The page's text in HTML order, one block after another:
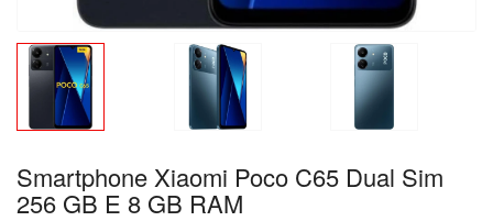
Smartphone Xiaomi Poco C65 Dual Sim
256 GB E 8 GB RAM